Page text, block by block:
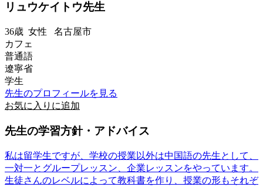
リュウケイトウ先生
36歳 女性 名古屋市
カフェ
普通語
遼寧省
学生
先生のプロフィールを見る
お気に入りに追加
先生の学習方針・アドバイス
私は留学生ですが、学校の授業以外は中国語の先生として、
一対一とグループレッスン、企業レッスンをやっています。
生徒さんのレベルによって教科書を作り、授業の形もそれぞ